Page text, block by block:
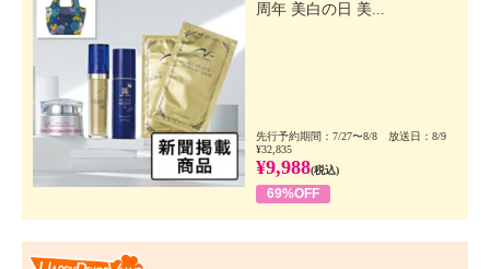
周年 美白の日 美...
先行予約期間：7/27〜8/8 放送日：8/9
¥32,835
¥9,988(税込)
69%OFF